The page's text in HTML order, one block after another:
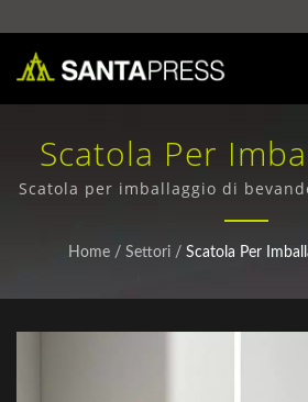
Scatola Per
Bevande |
Imballaggio In
Santa Press
Scatola per imballaggio di
di imballaggio RPET all'ingrosso
Prezzi
Home / Settori / Scatola Per